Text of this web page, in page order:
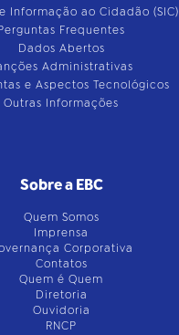
Informação ao Cidadão (SIC)
Frequentes
Dados Abertos
Administrativas
e Aspectos Tecnológicos
Outras Informações
Sobre a EBC
Quem Somos
Imprensa
Corporativa
Contatos
Quem é Quem
Diretoria
Ouvidoria
RNCP